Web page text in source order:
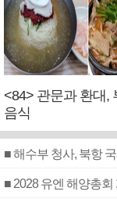
<84> 관문과 환대,
음식
■ 해수부 청사, 북항
■ 2028 유엔 해양총회